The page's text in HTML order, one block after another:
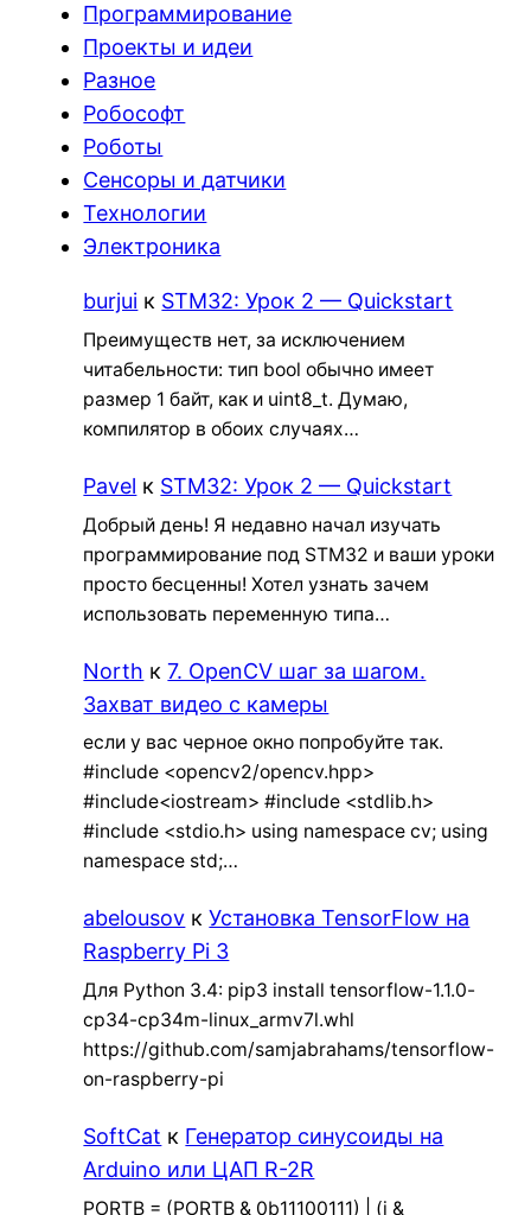
Программирование
Проекты и идеи
Разное
Робософт
Роботы
Сенсоры и датчики
Технологии
Электроника
burjui к STM32: Урок 2 — Quickstart
Преимуществ нет, за исключением
читабельности: тип bool обычно имеет
размер 1 байт, как и uint8_t. Думаю,
компилятор в обоих случаях…
Pavel к STM32: Урок 2 — Quickstart
Добрый день! Я недавно начал изучать
программирование под STM32 и ваши уроки
просто бесценны! Хотел узнать зачем
использовать переменную типа…
North к7. OpenCV шаг за шагом.
Захват видео с камеры
если у вас черное окно попробуйте так.
#include <opencv2/opencv.hpp>
#include<iostream> #include <stdlib.h>
#include <stdio.h> using namespace cv; using
namespace std;…
abelousov кУстановка TensorFlow на
Raspberry Pi 3
Для Python 3.4: pip3 install tensorflow-1.1.0-
cp34-cp34m-linux_armv7l.whl
https://github.com/samjabrahams/tensorflow-
on-raspberry-pi
SoftCat к Генератор синусоиды на
Arduino или ЦАП R-2R
PORTB = (PORTB & 0b11100111) | (i &